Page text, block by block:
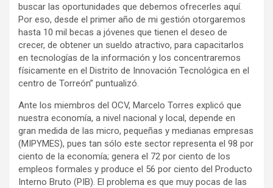
buscar las oportunidades que debemos ofrecerles aquí.
Por eso, desde el primer año de mi gestión otorgaremos
hasta 10 mil becas a jóvenes que tienen el deseo de
crecer, de obtener un sueldo atractivo, para capacitarlos
en tecnologías de la información y los concentraremos
físicamente en el Distrito de Innovación Tecnológica en el
centro de Torreón” puntualizó.
Ante los miembros del OCV, Marcelo Torres explicó que
nuestra economía, a nivel nacional y local, depende en
gran medida de las micro, pequeñas y medianas empresas
(MIPYMES), pues tan sólo este sector representa el 98 por
ciento de la economía; genera el 72 por ciento de los
empleos formales y produce el 56 por ciento del Producto
Interno Bruto (PIB). El problema es que muy pocas de las